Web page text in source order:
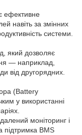
ефективне
навіть за змінних
системи.
який дозволяє
— наприклад,
від другорядних.
(Battery
у використанні
моніторинг і
підтримка BMS